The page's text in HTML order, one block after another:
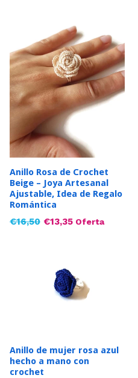
Anillo Rosa de Crochet
Beige – Joya Artesanal
Ajustable, Idea de Regalo
Romántica
Precio
€16,50 €13,35 Oferta
Anillo de mujer rosa azul
hecho a mano con
crochet